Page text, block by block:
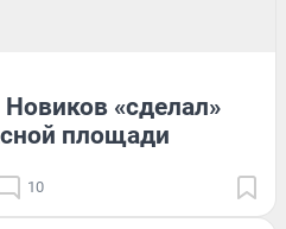
«сделал»
площади
10